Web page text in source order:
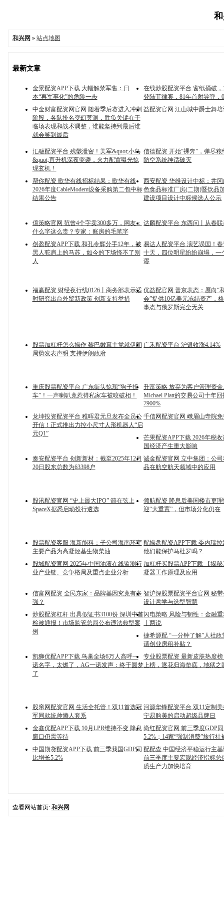
和兴网 » 站点地图
最新文章
金景配资APP下载 大幅解禁军售：日
本“再军事化”的危险一步
在线炒股配资平台 窗纸捅破，
登陆菲律宾，81年首射导弹，
中金财富配资网官网 随着季后赛进入冲刺
阶段，各队排名变幻莫测，胜负关键在于
临场表现和战术调整，谁能坚持到最后谁
就会笑到最后
益配资官网 江山城中爵士舞
汇融配资平台 残骸泄密！美军&quot;小鸟
&quot;直升机深夜突袭，火力配置曝光惊
现玄机！
信德配资 开始“裸奔”，弹尽
防空系统神话破灭
帮你配资 歌华有线招标结果：歌华有线
2026年度CableModem设备采购第二包中标
结果公告
西安配资 华维设计中标：井
色食品标准厂房(二期)暨饮品
建设项目设计中标候选人公示
億策略官网 范曾4个字卖300多万，网友：
什么字这么贵？专家：账房的毛笔字
达麟配资平台 东西问丨从春
创盈配资APP下载 和孔令辉分手12年，被
黑人驼肩上的马苏，如今的下场怪不了别
人
易达人配资平台 演艺误国！
十天，四位明星纷纷崩塌，一
谬
福赢配资 财经夜行线0126丨商务部表示适
时研究出台外贸新政策 创新支持举措
优益配官网 普京表态：愿向“
会”提供10亿美元冻结资产，
事态与俄罗斯完全无关
股票加杠杆怎么操作 黎巴嫩真主党就伊朗
局势发表声明 支持伊朗政府
广禾配资平台 沪银收涨4.14%
重庆股票配资平台 广东街头惊现“狗子拆
车”！一声喇叭竟惹得私家车被咬破相！
升富策略 放弃为客户管理资
Michael Platt的交易公司十年
7900%
龙坤投资配资平台 稚晖君元旦发布全员公
开信！正式推出力控小尺寸人形机器人“启
元Q1”
千信网配资官网 峨眉山寺院
芒果配资APP下载 2026年税
国经济产生重大影响
秦安配资平台 创新新材：截至2025年12月
20日股东总数为63398户
诚金配资官网 立中集团：公
品在航空航天领域中的应用
股讯配资官网 “史上最大IPO” 箭在弦上
SpaceX据悉启动投行遴选
领航配资 降息后美国楼市更理
迎“大重置”，但市场分化仍在
股票配资客服 海新能科：子公司海南环宇
主要产品为高凝烃基生物柴油
配操盘配资APP下载 委内瑞
他们能保护马杜罗吗？
股城配资官网 2025年中国油液在线监测行
业产业链、竞争格局及重点企业分析
加杠杆买股票APP下载 【揭
凝器工作原理及应用
信富网配资 全民东家：品牌基因究竟有多
强？
智沪深股票配资平台官网 秘
设计哲学与选型智慧
炒股配资杠杆 出具假证书3100份 深圳中首
检被通报！市场监管总局公布违法典型案
例
闪电策略 风险与韧性：金融
丨两说
捷希源配 “一分钟了解”人社
请创业房租补贴？
凯狮优配APP下载 鸟巢全场6万人高呼一
诺名字，太燃了，AG一诺发声：终于圆梦
了
专业股票配资 最新皮肤热度
上榜，逐花归海垫底，地狱之
股窜网配资官网 生活全托管！双11首选冠
军同款统帅懒人套系
河源华锋配资平台 双11定制
宁易购美的启动超级品牌日
金鑫优配APP下载 10月LPR维持不变 降息
窗口仍需等待
尚红配资官网 前三季度GDP
5.2%；14家“强制消费”旅行社
中国期货配资APP下载 前三季我国GDP同
比增长5.2%
配配查 中国经济平稳运行主
前三季度主要宏观经济指标总
质生产力加快培育
查看网站首页: 和兴网